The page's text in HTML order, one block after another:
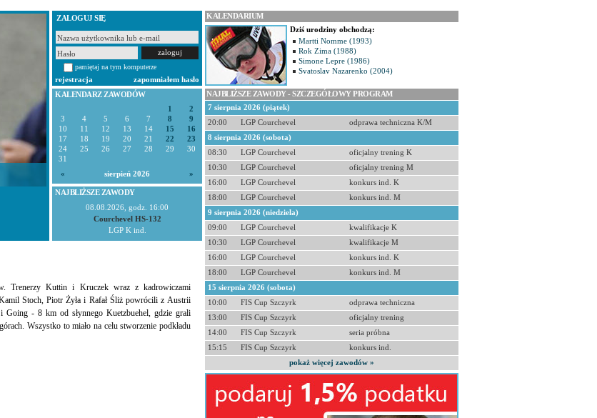
ZALOGUJ SIĘ
pamiętaj na tym komputerze
rejestracja
zapomniałem hasło
KALENDARZ ZAWODÓW
1
2
3
4 5 6 7 8
9
10
11 12 13 14 15
16
17
18 19 20 21 22
23
24
25 26 27 28 29
30
31
«
sierpień 2026 »
NAJBLIŻSZE ZAWODY
08.08.2026, godz. 16:00
Courchevel HS-132
LGP K ind.
Trenerzy Kuttin i Kruczek wraz z kadrowiczami
Stoch, Piotr Żyła i Rafał Śliż powrócili z Austrii
- 8 km od słynnego Kuetzbuehel, gdzie grali
Wszystko to miało na celu stworzenie podkładu
KALENDARIUM
Dziś urodziny obchodzą:
Martti Nomme (1993)
Rok Zima (1988)
Simone Lepre (1986)
Svatoslav Nazarenko (2004)
NAJBLIŻSZE ZAWODY - SZCZEGÓŁOWY PROGRAM
7 sierpnia 2026 (piątek)
20:00
LGP Courchevel
odprawa techniczna K/M
8 sierpnia 2026 (sobota)
08:30
LGP Courchevel
oficjalny trening K
10:30
LGP Courchevel
oficjalny trening M
16:00
LGP Courchevel
konkurs ind. K
18:00
LGP Courchevel
konkurs ind. M
9 sierpnia 2026 (niedziela)
09:00
LGP Courchevel
kwalifikacje K
10:30
LGP Courchevel
kwalifikacje M
16:00
LGP Courchevel
konkurs ind. K
18:00
LGP Courchevel
konkurs ind. M
15 sierpnia 2026 (sobota)
10:00
FIS Cup Szczyrk
odprawa techniczna
13:00
FIS Cup Szczyrk
oficjalny trening
14:00
FIS Cup Szczyrk
seria próbna
15:15
FIS Cup Szczyrk
konkurs ind.
pokaż więcej zawodów »